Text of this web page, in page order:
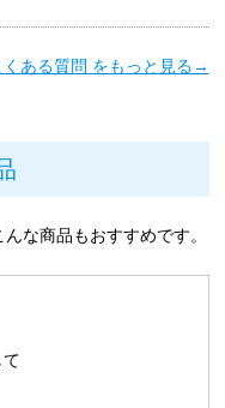
くある質問 をもっと見る→
な商品もおすすめです。